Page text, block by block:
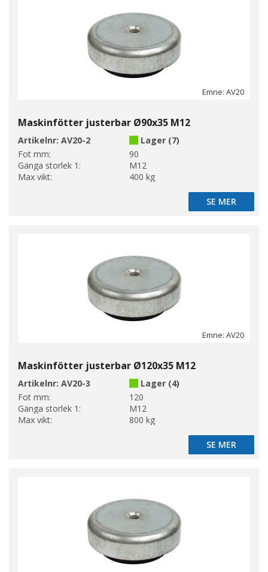
Emne: AV20
Maskinfötter justerbar Ø90x35 M12
Artikelnr: AV20-2
Lager (7)
Fot mm:
90
Gänga storlek 1:
M12
Max vikt:
400 kg
SE MER
SE MER
Emne: AV20
Maskinfötter justerbar Ø120x35 M12
Artikelnr: AV20-3
Lager (4)
Fot mm:
120
Gänga storlek 1:
M12
Max vikt:
800 kg
SE MER
SE MER